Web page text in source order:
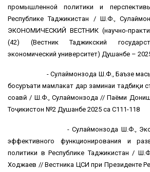
промышленной политики и
Республике Таджикистан / Ш.Ф.,
ЭКОНОМИЧЕСКИЙ ВЕСТНИК (научно-
(42) (Вестник Таджикский
экономический университет) Душанбе –
- Сулаймонзода Ш.Ф., Баъзе
босуръати мамлакат дар заминаи тадбиқи
соҳавӣ / Ш.Ф., Сулаймонзода // Паёми
Тоҷикистон №2 Душанбе 2025 саҳ С111-118
- Сулаймонзода Ш.Ф.,
эффективного функционирования и
политики в Республике Таджикистан /
Ходжаев // Вестника ЦСИ при Президенте